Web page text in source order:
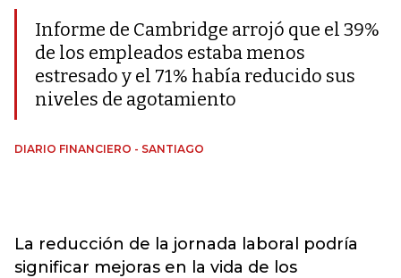
Informe de Cambridge arrojó que el 39%
de los empleados estaba menos
estresado y el 71% había reducido sus
niveles de agotamiento
DIARIO FINANCIERO - SANTIAGO
La reducción de la jornada laboral podría
significar mejoras en la vida de los